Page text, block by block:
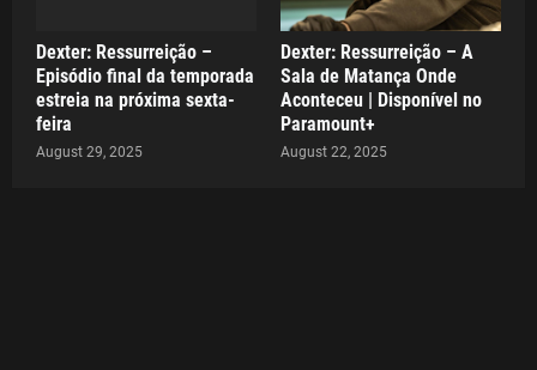
Dexter: Ressurreição –
Episódio final da temporada
estreia na próxima sexta-
feira
August 29, 2025
Dexter: Ressurreição – A
Sala de Matança Onde
Aconteceu | Disponível no
Paramount+
August 22, 2025